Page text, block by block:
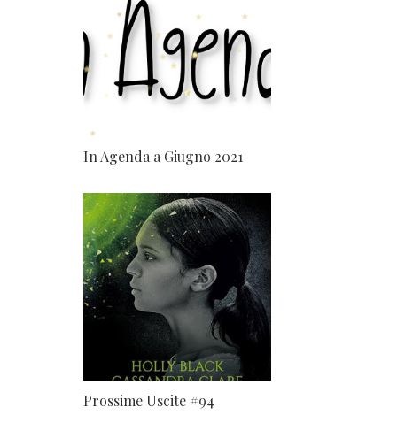
In Agenda a Giugno 2021
Prossime Uscite #94